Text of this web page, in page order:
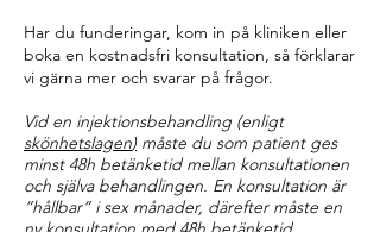
Har du funderingar, kom in på kliniken eller
boka en kostnadsfri konsultation, så förklarar
vi gärna mer och svarar på frågor.
Vid en injektionsbehandling (enligt
skönhetslagen)måste du som patient ges
minst 48h betänketidmellan konsultationen
och själva behandlingen. En konsultation är
”hållbar” i sex månader, därefter måste en